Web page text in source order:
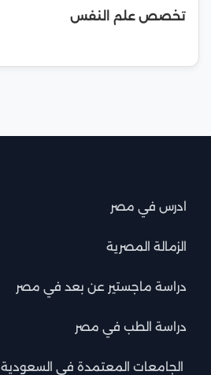
تخصص علم النفس
ادرس في مصر
الزمالة المصرية
دراسة ماجستير عن بعد في مصر
دراسة الطب في مصر
الجامعات المعتمدة في السعودية